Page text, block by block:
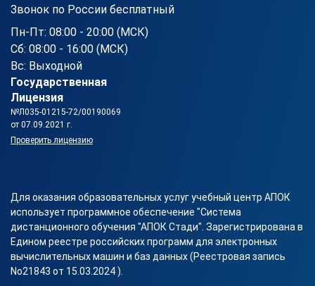
Звонок по России бесплатный
Пн-Пт: 08:00 - 20:00 (МСК)
Сб: 08:00 - 16:00 (МСК)
Вс: Выходной
Государственная
Лицензия
№Л035-01215-72/00190069
от 07.09.2021 г.
Проверить лицензию
Для оказания образовательных услуг учебный центр АПОК
использует программное обеспечение "Система
дистанционного обучения "АПОК Стади". Зарегистрирована в
Едином реестре российских программ для электронных
вычислительных машин и баз данных (Реестровая запись
No21843 от 15.03.2024 ).